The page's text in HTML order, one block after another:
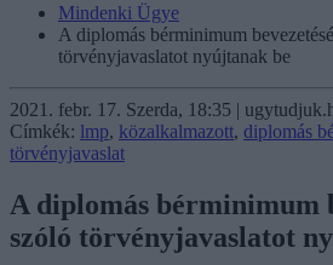
Mindenki Ügye
A diplomás bérminimum
törvényjavaslatot nyújtanak be
2021. febr. 17. Szerda, 18:35 |
Címkék: lmp, közalkalmazott, diplomás
törvényjavaslat
A diplomás bérminimum
szóló törvényjavaslatot